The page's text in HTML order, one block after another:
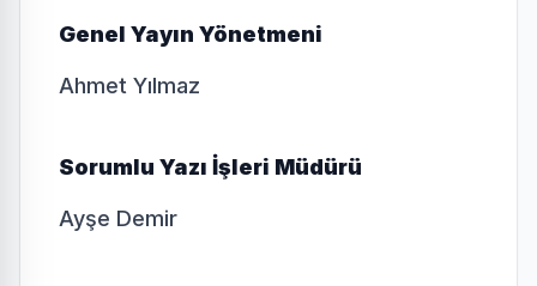
Genel Yayın Yönetmeni
Ahmet Yılmaz
Sorumlu Yazı İşleri Müdürü
Ayşe Demir